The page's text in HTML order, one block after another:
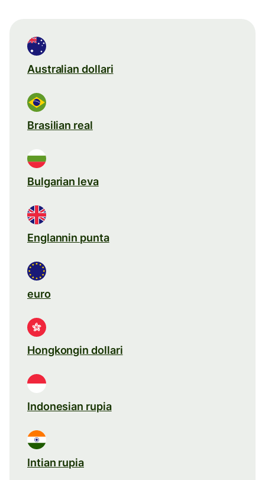
Australian dollari
Brasilian real
Bulgarian leva
Englannin punta
euro
Hongkongin dollari
Indonesian rupia
Intian rupia